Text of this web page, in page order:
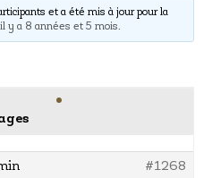
et a été mis à jour pour la
il y a 8 années et 5 mois.
#1268